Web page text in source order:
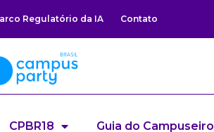
Regulatório da IA Contato
CPBR18 Guia do Campuseiro